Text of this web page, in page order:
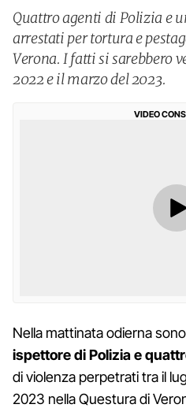
Quattro agenti di Polizia e
arrestati per tortura e
Verona. I fatti si sarebbero
2022 e il marzo del 2023.
VIDEO
Nella mattinata odierna
ispettore di Polizia e
di violenza perpetrati tra il
2023 nella Questura di